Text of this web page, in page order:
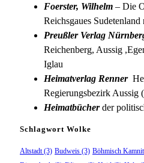
Foerster, Wilhelm – Die
Reichsgaues
Preußler Verlag
Reichenberg, Aussig
Iglau
Heimatverlag Renner
Regierungsbezirk Aussig
Heimatbücherder
Schlagwort Wolke
Altstadt(3) Budweis (3) Böhmisch